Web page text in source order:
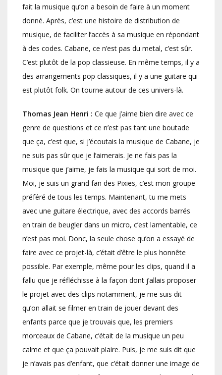
fait la musique qu’on a besoin de faire à un moment
donné. Après, c’est une histoire de distribution de
musique, de faciliter l’accès à sa musique en répondant
à des codes. Cabane, ce n’est pas du metal, c’est sûr.
C’est plutôt de la pop classieuse. En même temps, il y a
des arrangements pop classiques, il y a une guitare qui
est plutôt folk. On tourne autour de ces univers-là.
Thomas Jean Henri : Ce que j’aime bien dire avec ce
genre de questions et ce n’est pas tant une boutade
que ça, c’est que, si j’écoutais la musique de Cabane, je
ne suis pas sûr que je l’aimerais. Je ne fais pas la
musique que j’aime, je fais la musique qui sort de moi.
Moi, je suis un grand fan des Pixies, c’est mon groupe
préféré de tous les temps. Maintenant, tu me mets
avec une guitare électrique, avec des accords barrés
en train de beugler dans un micro, c’est lamentable, ce
n’est pas moi. Donc, la seule chose qu’on a essayé de
faire avec ce projet-là, c’était d’être le plus honnête
possible. Par exemple, même pour les clips, quand il a
fallu que je réfléchisse à la façon dont j’allais proposer
le projet avec des clips notamment, je me suis dit
qu’on allait se filmer en train de jouer devant des
enfants parce que je trouvais que, les premiers
morceaux de Cabane, c’était de la musique un peu
calme et que ça pouvait plaire. Puis, je me suis dit que
je n’avais pas d’enfant, que c’était donner une image de